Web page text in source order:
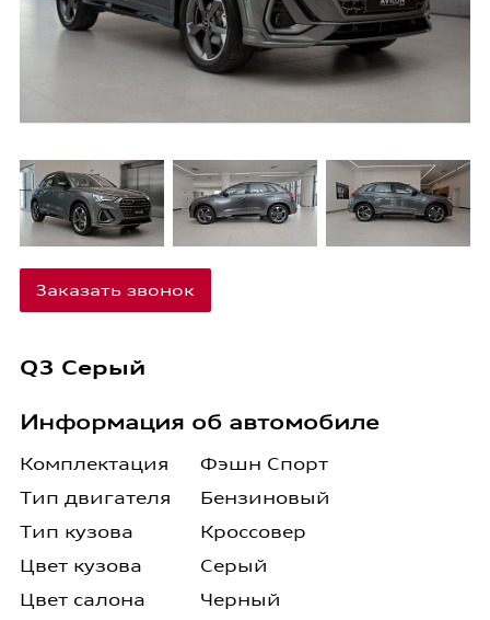
Контакты
Заказать звонок
Q3 Серый
Информация об автомобиле
Комплектация
Фэшн Спорт
Тип двигателя
Бензиновый
Тип кузова
Кроссовер
Цвет кузова
Серый
Цвет салона
Черный